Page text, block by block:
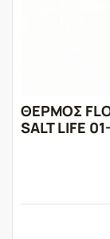
ΘΕΡΜΟΣ
SALT LIFE